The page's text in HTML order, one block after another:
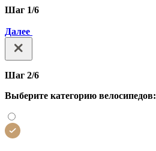
Шаг 1/6
Далее
Шаг 2/6
Выберите категорию велосипедов: